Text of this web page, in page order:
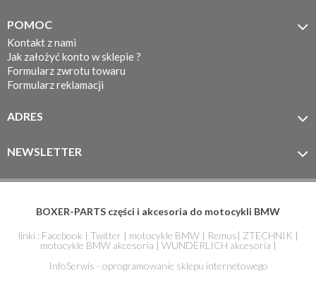
POMOC 
Kontakt z nami
Jak założyć konto w sklepie ?
Formularz zwrotu towaru
Formularz reklamacji
ADRES 
ul. Koronkarska 7/11
NEWSLETTER 
BOXER-PARTS części i akcesoria do motocykli BMW
linki : Facebook | Twitter | motocykle BMW| Remus| ZTECHNIK |
motocykle BMW akcesoria | WUNDERLICH akcesoria |
InfoSerwis - oprogramowanie sklepu internetowego